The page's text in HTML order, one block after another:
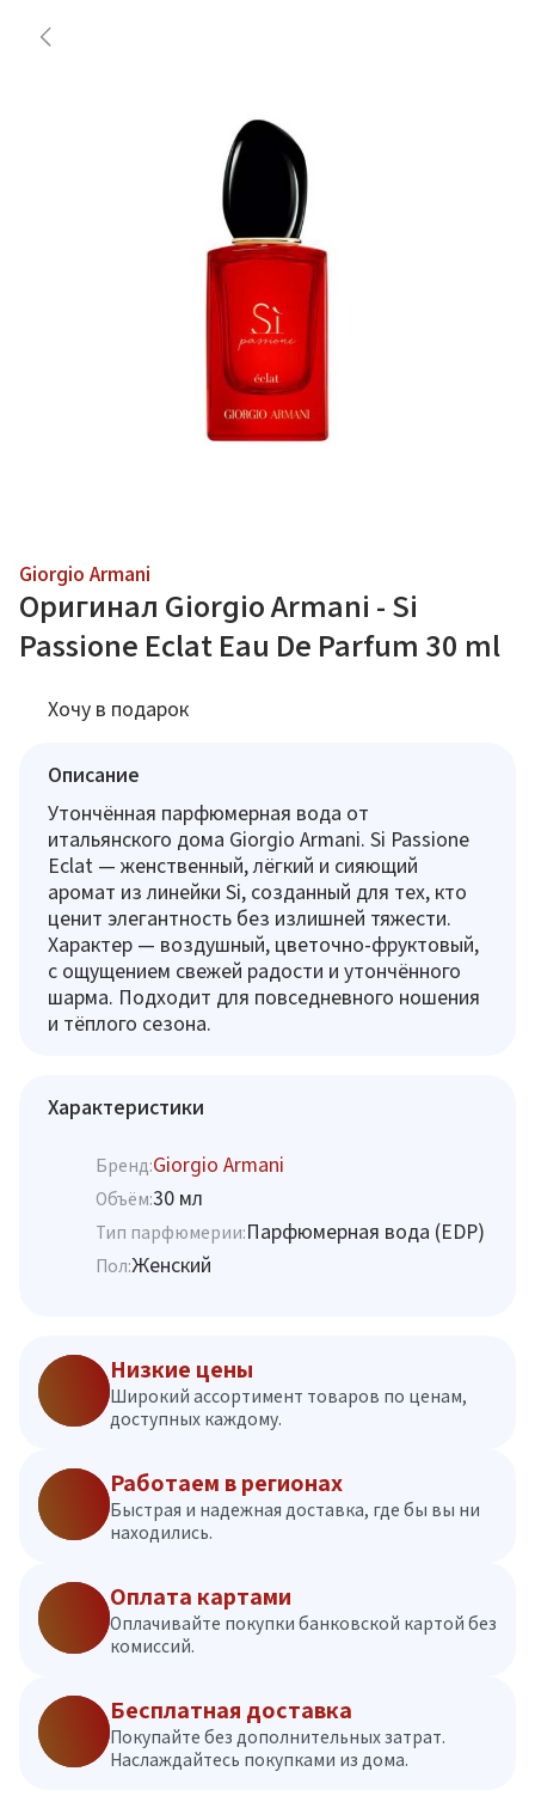
Giorgio Armani
Оригинал Giorgio Armani - Si
Passione Eclat Eau De Parfum 30 ml
Хочу в подарок
Описание
Утончённая парфюмерная вода от
итальянского дома Giorgio Armani. Si Passione
Eclat — женственный, лёгкий и сияющий
аромат из линейки Si, созданный для тех, кто
ценит элегантность без излишней тяжести.
Характер — воздушный, цветочно-фруктовый,
с ощущением свежей радости и утончённого
шарма. Подходит для повседневного ношения
и тёплого сезона.
Характеристики
Бренд:Giorgio Armani
Объём:30 мл
Тип парфюмерии:Парфюмерная вода (EDP)
Пол:Женский
Низкие цены
Широкий ассортимент товаров по ценам,
доступных каждому.
Работаем в регионах
Быстрая и надежная доставка, где бы вы ни
находились.
Оплата картами
Оплачивайте покупки банковской картой без
комиссий.
Бесплатная доставка
Покупайте без дополнительных затрат.
Наслаждайтесь покупками из дома.